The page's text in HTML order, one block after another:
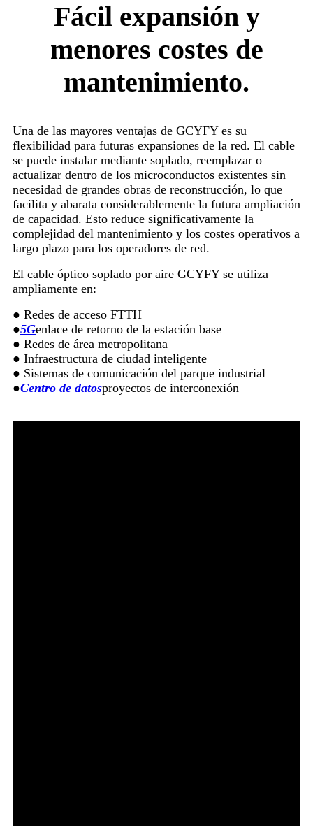
Fácil expansión y
menores costes de
mantenimiento.
Una de las mayores ventajas de GCYFY es su
flexibilidad para futuras expansiones de la red. El cable
se puede instalar mediante soplado, reemplazar o
actualizar dentro de los microconductos existentes sin
necesidad de grandes obras de reconstrucción, lo que
facilita y abarata considerablemente la futura ampliación
de capacidad. Esto reduce significativamente la
complejidad del mantenimiento y los costes operativos a
largo plazo para los operadores de red.
El cable óptico soplado por aire GCYFY se utiliza
ampliamente en:
● Redes de acceso FTTH
●5Genlace de retorno de la estación base
● Redes de área metropolitana
● Infraestructura de ciudad inteligente
● Sistemas de comunicación del parque industrial
●Centro de datosproyectos de interconexión